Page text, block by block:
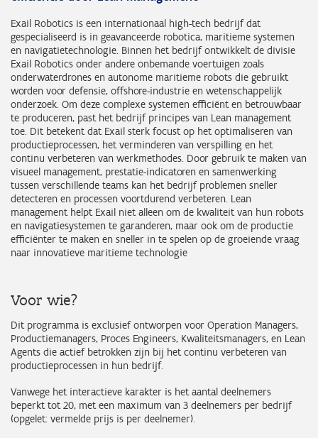
Exail Robotics is een internationaal high-tech bedrijf dat
gespecialiseerd is in geavanceerde robotica, maritieme systemen
en navigatietechnologie. Binnen het bedrijf ontwikkelt de divisie
Exail Robotics onder andere onbemande voertuigen zoals
onderwaterdrones en autonome maritieme robots die gebruikt
worden voor defensie, offshore-industrie en wetenschappelijk
onderzoek. Om deze complexe systemen efficiënt en betrouwbaar
te produceren, past het bedrijf principes van Lean management
toe. Dit betekent dat Exail sterk focust op het optimaliseren van
productieprocessen, het verminderen van verspilling en het
continu verbeteren van werkmethodes. Door gebruik te maken van
visueel management, prestatie-indicatoren en samenwerking
tussen verschillende teams kan het bedrijf problemen sneller
detecteren en processen voortdurend verbeteren. Lean
management helpt Exail niet alleen om de kwaliteit van hun robots
en navigatiesystemen te garanderen, maar ook om de productie
efficiënter te maken en sneller in te spelen op de groeiende vraag
naar innovatieve maritieme technologie
Voor wie?
Dit programma is exclusief ontworpen voor Operation Managers,
Productiemanagers, Proces Engineers, Kwaliteitsmanagers, en Lean
Agents die actief betrokken zijn bij het continu verbeteren van
productieprocessen in hun bedrijf.
Vanwege het interactieve karakter is het aantal deelnemers
beperkt tot 20, met een maximum van 3 deelnemers per bedrijf
(opgelet: vermelde prijs is per deelnemer).